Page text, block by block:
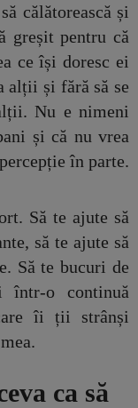
călătorească și
greșit pentru că
ce își doresc ei
alții și fără să se
Nu e nimeni
și că nu vrea
în parte.
Să te ajute să
să te ajute să
Să te bucuri de
o continuă
îi ții strânși
ca să